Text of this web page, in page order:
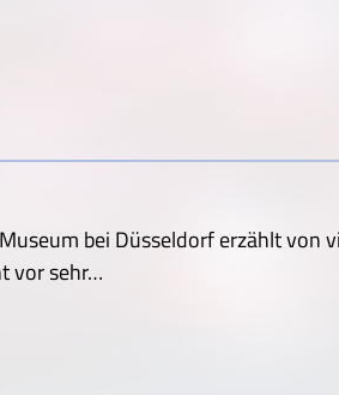
bei Düsseldorf erzählt von
vor sehr…